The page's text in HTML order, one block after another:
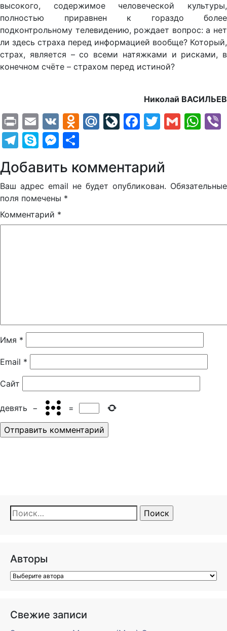
высокого, содержимое человеческой культуры,
полностью приравнен к гораздо более
подконтрольному телевидению, рождает вопрос: а нет
ли здесь страха перед информацией вообще? Который,
страх, является – со всеми натяжками и рисками, в
конечном счёте – страхом перед истиной?
Николай ВАСИЛЬЕВ
PrintEmail
VK Odnoklassniki
Mail.Ru
LiveJournal
Facebook
Twitter
Gmail
Telegram
SkypeMessenger
Добавить комментарий
Ваш адрес email не будет опубликован. Обязательные
поля помечены *
Комментарий *
Имя *
Email *
Сайт
девять − =
Найти:
Авторы
Свежие записи